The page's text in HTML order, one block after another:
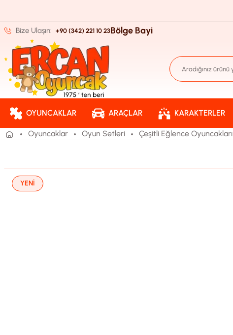
Bize Ulaşın: +90 (342) 221 10 23Bölge Bayi
OYUNCAKLAR ARAÇLAR KARAKTERLER
Oyuncaklar Oyun Setleri Çeşitli Eğlence Oyuncakları
YENİ